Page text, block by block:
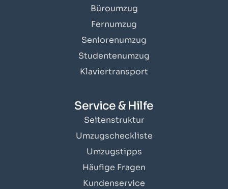
Büroumzug
Fernumzug
Seniorenumzug
Studentenumzug
Klaviertransport
Service & Hilfe
Seitenstruktur
Umzugscheckliste
Umzugstipps
Häufige Fragen
Kundenservice